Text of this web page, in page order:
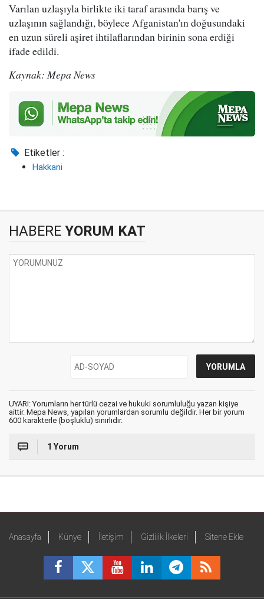
Varılan uzlaşıyla birlikte iki taraf arasında barış ve
uzlaşının sağlandığı, böylece Afganistan'ın doğusundaki
en uzun süreli aşiret ihtilaflarından birinin sona erdiği
ifade edildi.
Kaynak: Mepa News
Etiketler :
Hakkani
HABERE YORUM KAT
UYARI: Yorumların her türlü cezai ve hukuki sorumluluğu yazan kişiye
aittir. Mepa News, yapılan yorumlardan sorumlu değildir. Her bir yorum
600 karakterle (boşluklu) sınırlıdır.
1 Yorum
Anasayfa Künye İletişim Gizlilik İlkeleri Sitene Ekle